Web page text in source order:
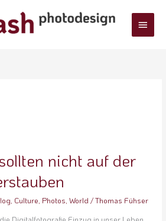
nicht auf der
, Culture Photos World /Thomas Fühser
Digitalfotografie Einzug in unser Leben